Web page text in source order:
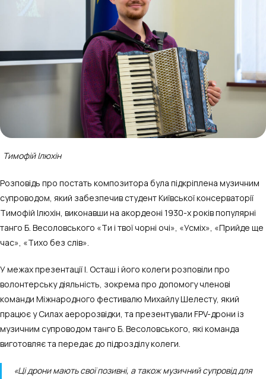
Тимофій Ілюхін
Розповідь про постать композитора була підкріплена музичним
супроводом, який забезпечив студент Київської консерваторії
Тимофій Ілюхін, виконавши на акордеоні 1930-х років популярні
танго Б. Весоловського «Ти і твої чорні очі», «Усміх», «Прийде ще
час», «Тихо без слів».
У межах презентації І. Осташ і його колеги розповіли про
волонтерську діяльність, зокрема про допомогу членові
команди Міжнародного фестивалю Михайлу Шелесту, який
працює у Силах аеророзвідки, та презентували FPV-дрони із
музичним супроводом танго Б. Весоловського, які команда
виготовляє та передає до підрозділу колеги.
«Ці дрони мають свої позивні, а також музичний супровід для